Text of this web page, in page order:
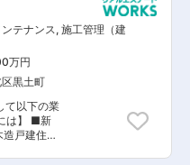
が会社を
す。積極
人が意見を
え、理解
いう社長
々と働い
合わせて、
イベント
ーベキュ
ベーショ
るハウスメ
430億円
ります。
感し、一
だけます
テナンス, 施工管理（建
万円
黒土町
て以下の業
造戸建住